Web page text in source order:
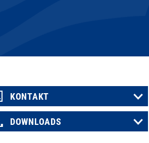
KONTAKT
DOWNLOADS